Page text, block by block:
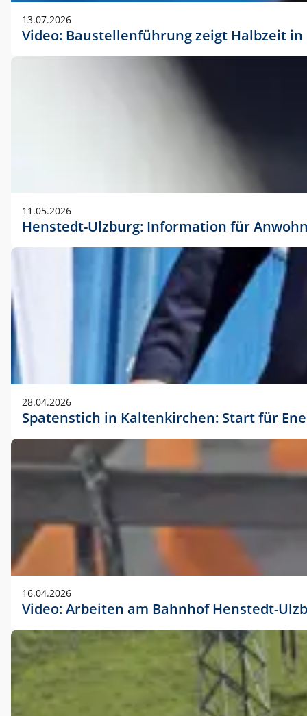
13.07.2026
Video: Baustellenführung zeigt Halbzeit
11.05.2026
Henstedt-Ulzburg: Information für
28.04.2026
Spatenstich in Kaltenkirchen: Start für
16.04.2026
Video: Arbeiten am Bahnhof Henstedt-